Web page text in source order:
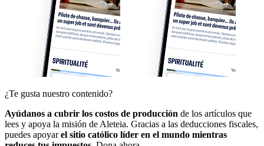
¿Te gusta nuestro contenido?
Ayúdanos a cubrir los costos de producción de los artículos que
lees y apoya la misión de Aleteia. Gracias a las deducciones fiscales,
puedes apoyarel sitio católico líder en el mundo mientras